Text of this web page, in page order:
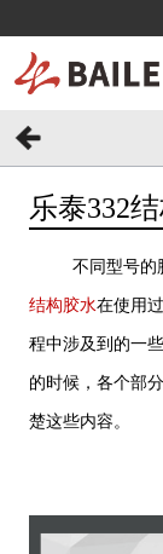
乐泰332
不同型号的
结构胶水在使用
程中涉及到的一
的时候，各个部
楚这些内容。